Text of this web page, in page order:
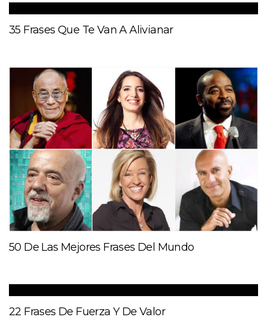
35 Frases Que Te Van A Alivianar
50 De Las Mejores Frases Del Mundo
22 Frases De Fuerza Y De Valor